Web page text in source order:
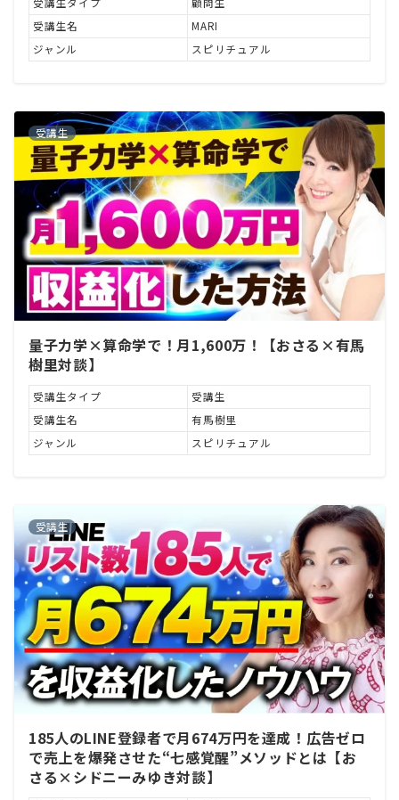
受講生タイプ
顧問生
受講生名
MARI
ジャンル
スピリチュアル
受講生
量子力学×算命学で！月1,600万！【おさる×有馬
樹里対談】
受講生タイプ
受講生
受講生名
有馬樹里
ジャンル
スピリチュアル
受講生
185人のLINE登録者で月674万円を達成！広告ゼロ
で売上を爆発させた“七感覚醒”メソッドとは【お
さる×シドニーみゆき対談】